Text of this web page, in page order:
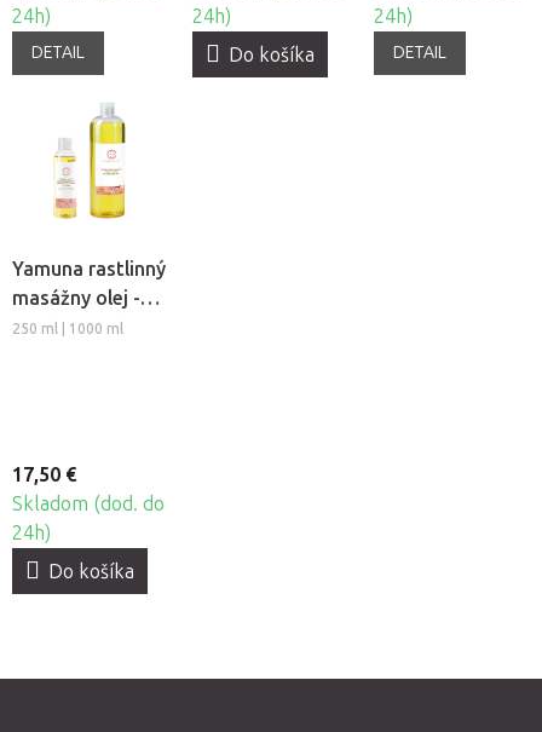
24h)
DETAIL
24h)
Do košíka
24h)
DETAIL
Yamuna rastlinný
masážny olej -
Frangipani-
250 ml | 1000 ml
17,50 €
Skladom (dod. do
24h)
Do košíka